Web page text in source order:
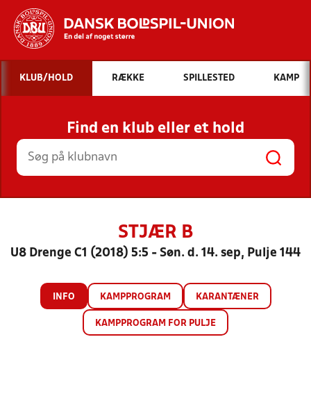
Hvad vil du søge efter?
INDHOLD OG NYHEDER
STILLINGER, RESULTATER, KLUBBER OG
HOLD
KLUB/HOLD RÆKKE SPILLESTED KAMP
Find en klub eller et hold
STJÆR B
U8 Drenge C1 (2018) 5:5 - Søn. d. 14. sep, Pulje 144
INFO KAMPPROGRAM KARANTÆNER
KAMPPROGRAM FOR PULJE